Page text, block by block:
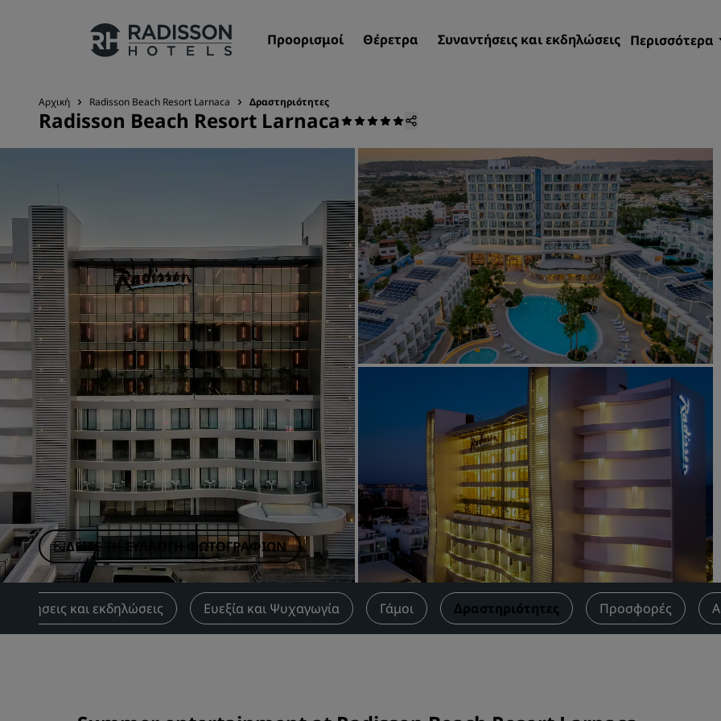
Προορισμοί Θέρετρα Συναντήσεις και εκδηλώσεις Περισσότερα
Οι επωνυμίες μας
Συνεργαζόμενες επωνυμίες στην Κίνα
Προορισμοί
Θέρετρα
Επιπλωμένα διαμερίσματα
ξενοδοχεία αεροδρομίου
Νέα και επερχόμενα
Συναντήσεις και
Ανακαλύψτε το Radisson
Meetings
Κάντε κράτηση για έναν
συνεδριάσεων
Ζητήστε προσφορά
Προορισμοί για εκδηλώσεις
Λύσεις βιομηχανίας
Αναζήτηση πτήσεων
Αναζήτηση πτήσεων
Εστίαση
Αναζήτηση εστιατορίου
Αρχική Radisson Beach Resort Larnaca Δραστηριότητες
Radisson Beach Resort Larnaca
ΔΕΊΤΕ ΤΗ ΣΥΛΛΟΓΉ ΦΩΤΟΓΡΑΦΙΏΝ
και εκδηλώσεις Ευεξία και Ψυχαγωγία Γάμοι Δραστηριότητες Προσφορές